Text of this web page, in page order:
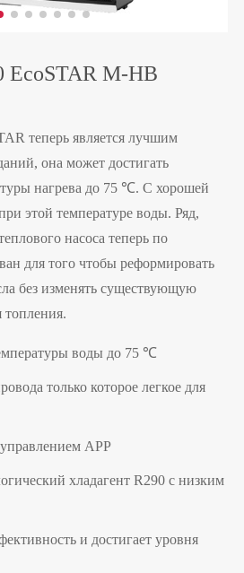
M-HB
теперь является лучшим
она может достигать
нагрева до 75 ℃. С хорошей
этой температуре воды. Ряд,
насоса теперь по
для того чтобы реформировать
без изменять существующую
топления.
воды до 75 ℃
только которое легкое для
APP
хладагент R290 с низким
и достигает уровня